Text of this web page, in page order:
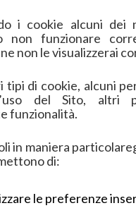
i cookie alcuni dei
non funzionare
non le visualizzerai
tipi di cookie, alcuni
del Sito, altri
funzionalità.
in maniera
di:
le preferenze